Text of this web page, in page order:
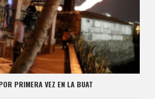
PRIMERA VEZ EN LA BUAT